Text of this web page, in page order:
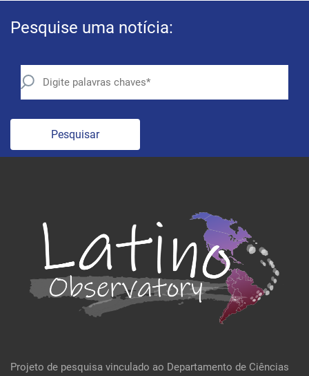
Pesquise uma notícia:
Pesquisar
Projeto de pesquisa vinculado ao Departamento de Ciências